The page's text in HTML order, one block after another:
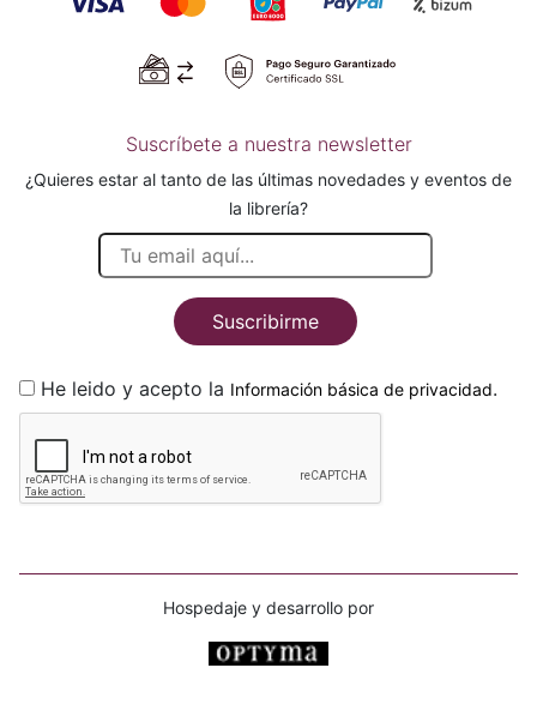
Suscríbete a nuestra newsletter
¿Quieres estar al tanto de las últimas novedades y eventos de
la librería?
Suscribirme
He leido y acepto la Información básica de privacidad.
Hospedaje y desarrollo por